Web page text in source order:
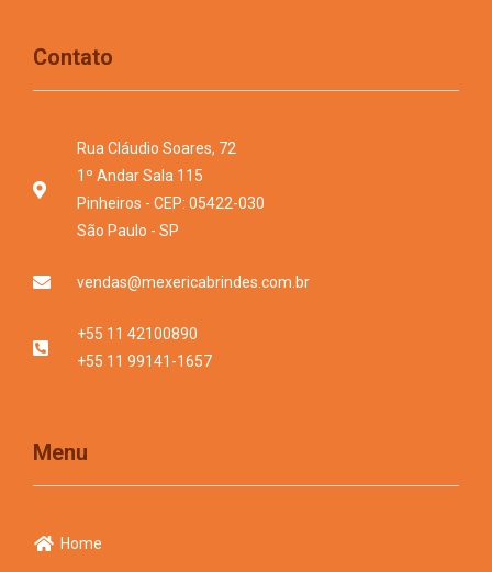
Contato
Rua Cláudio Soares, 72
1º Andar Sala 115
Pinheiros - CEP: 05422-030
São Paulo - SP
vendas@mexericabrindes.com.br
+55 11 42100890
+55 11 99141-1657
Menu
Home